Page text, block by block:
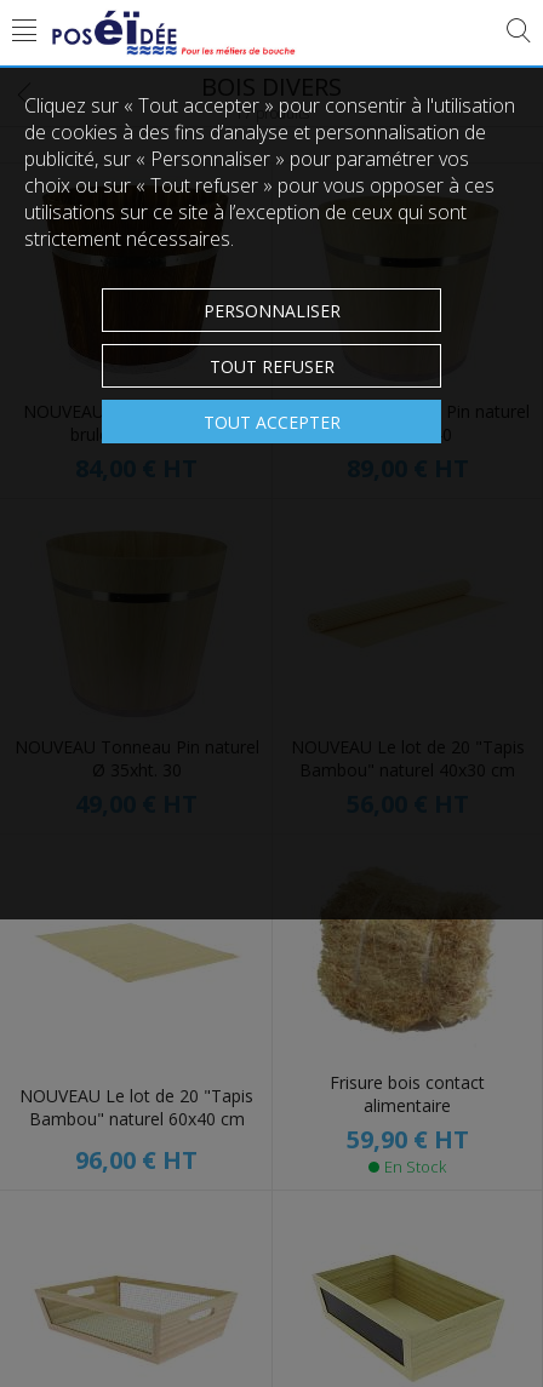
17 produits
NOUVEAU Tonneau Pin effet
NOUVEAU Tonneau Pin naturel
NOUVEAU Le lot de 20 "Tapis
Bambou" naturel 60x40 cm
96,00 € HT
Frisure bois contact
alimentaire
59,90 € HT
En Stock
Cliquez sur « Tout accepter » pour consentir à l'utilisation
de cookies à des fins d’analyse et personnalisation de
publicité, sur « Personnaliser » pour paramétrer vos
choix ou sur « Tout refuser » pour vous opposer à ces
utilisations sur ce site à l’exception de ceux qui sont
strictement nécessaires.
PERSONNALISER
TOUT REFUSER
TOUT ACCEPTER